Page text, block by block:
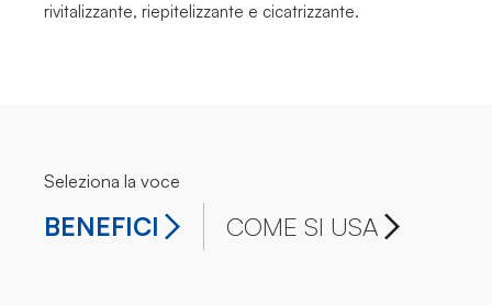
rivitalizzante, riepitelizzante e cicatrizzante.
Seleziona la voce
BENEFICI COME SI USA